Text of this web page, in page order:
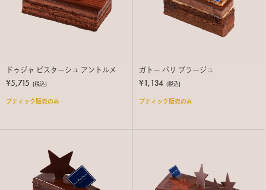
ドゥジャ ピスターシュ アントルメ
¥5,715 (税込)
ブティック販売のみ
ガトー パリ プラージュ
¥1,134 (税込)
ブティック販売のみ